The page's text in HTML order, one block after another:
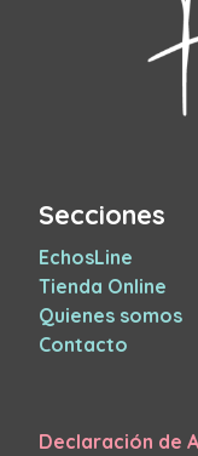
Secciones
EchosLine
Tienda Online
Quienes somos
Contacto
Declaración de